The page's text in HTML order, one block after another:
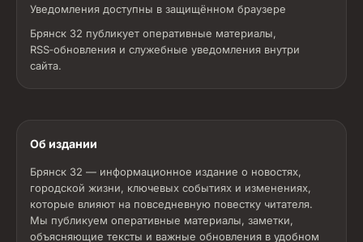
Уведомления доступны в защищённом браузере
Брянск 32 публикует оперативные материалы,
RSS‑обновления и служебные уведомления внутри
сайта.
Об издании
Брянск 32 — информационное издание о новостях,
городской жизни, ключевых событиях и изменениях,
которые влияют на повседневную повестку читателя.
Мы публикуем оперативные материалы, заметки,
объясняющие тексты и важные обновления в удобном